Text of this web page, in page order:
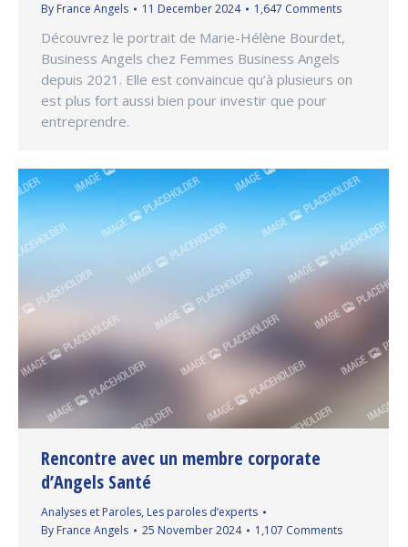
By France Angels 11 December 2024 1,647 Comments
Découvrez le portrait de Marie-Hélène Bourdet,
Business Angels chez Femmes Business Angels
depuis 2021. Elle est convaincue qu’à plusieurs on
est plus fort aussi bien pour investir que pour
entreprendre.
Rencontre avec un membre corporate
d’Angels Santé
Analyses et Paroles, Les paroles d’experts
By France Angels 25 November 2024 1,107 Comments